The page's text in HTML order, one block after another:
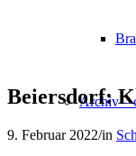
Archiv –
Beiersdorf:
9. Februar 2022/in